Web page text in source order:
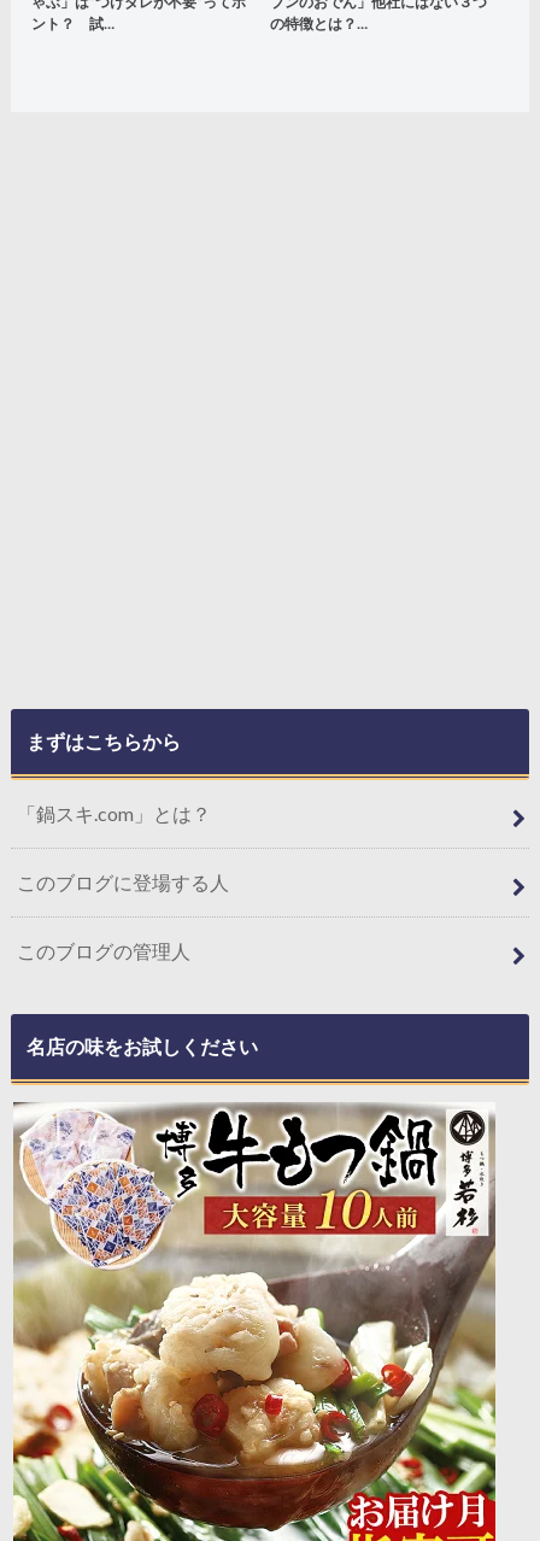
ント？ 試…
の特徴とは？…
まずはこちらから
「鍋スキ.com」とは？
このブログに登場する人
このブログの管理人
名店の味をお試しください